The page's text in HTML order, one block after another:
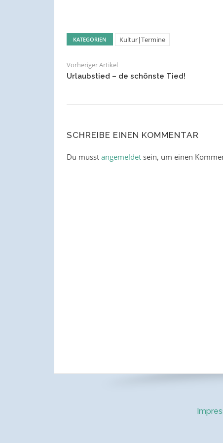
KATEGORIEN Kultur|Termine
Vorheriger Artikel
Urlaubstied – de schönste Tied!
SCHREIBE EINEN KOMMENTAR
Du musst angemeldetsein, um einen